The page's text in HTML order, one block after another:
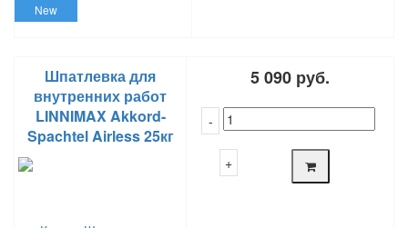
New
Шпатлевка для
внутренних работ
LINNIMAX Akkord-
Spachtel Airless 25кг
5 090 руб.